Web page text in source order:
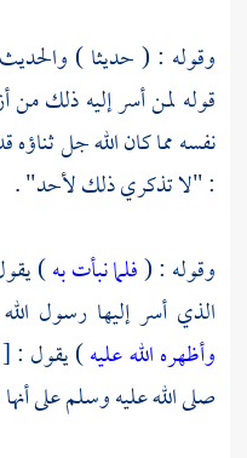
وقوله : ( حديثا )
قوله لمن أسر إليه ذلك من
نفسه مما كان الله جل
: "لا تذكري ذلك لأحد" .
وقوله : (فلما نبأت به)
الذي أسر إليها رسول
وأظهره الله عليه) يقول :[
صلى الله عليه وسلم على